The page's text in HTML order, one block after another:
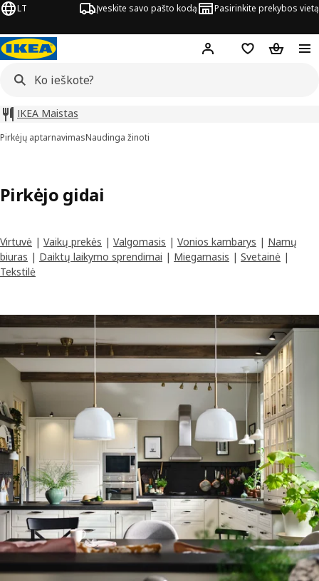
LT Įveskite savo pašto kodą Pasirinkite prekybos vietą
Hej! Prisijungti
Pageidavimų
Pirkinių
IKEA Maistas
Pirkėjų aptarnavimasNaudinga žinoti
Pirkėjo gidai
Virtuvė | Vaikų prekės | Valgomasis | Vonios kambarys | Namų
biuras | Daiktų laikymo sprendimai | Miegamasis | Svetainė |
Tekstilė